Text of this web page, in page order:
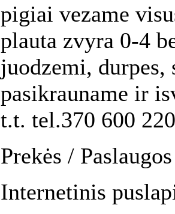
pigiai vezame
plauta zvyra 0-4
juodzemi, durpes,
pasikrauname ir
t.t. tel.370 600
Prekės /
Internetinis